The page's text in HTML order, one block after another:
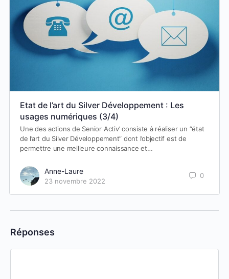
Etat de l’art du Silver Développement : Les
usages numériques (3/4)
Une des actions de Senior Activ’ consiste à réaliser un “état
de l’art du Silver Développement” dont l’objectif est de
permettre une meilleure connaissance et…
Anne-Laure
23 novembre 2022
0
Réponses